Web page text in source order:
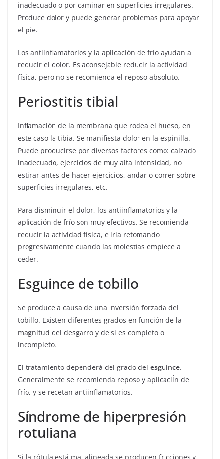
inadecuado o por caminar en superficies irregulares.
Produce dolor y puede generar problemas para apoyar
el pie.
Los antiinflamatorios y la aplicación de frío ayudan a
reducir el dolor. Es aconsejable reducir la actividad
física, pero no se recomienda el reposo absoluto.
Periostitis tibial
Inflamación de la membrana que rodea el hueso, en
este caso la tibia. Se manifiesta dolor en la espinilla.
Puede producirse por diversos factores como: calzado
inadecuado, ejercicios de muy alta intensidad, no
estirar antes de hacer ejercicios, andar o correr sobre
superficies irregulares, etc.
Para disminuir el dolor, los antiinflamatorios y la
aplicación de frío son muy efectivos. Se recomienda
reducir la actividad física, e irla retomando
progresivamente cuando las molestias empiece a
ceder.
Esguince de tobillo
Se produce a causa de una inversión forzada del
tobillo. Existen diferentes grados en función de la
magnitud del desgarro y de si es completo o
incompleto.
El tratamiento dependerá del grado del esguince.
Generalmente se recomienda reposo y aplicaciĺn de
frío, y se recetan antiinflamatorios.
Síndrome de hiperpresión
rotuliana
Si la rótula está mal alineada se producen fricciones y